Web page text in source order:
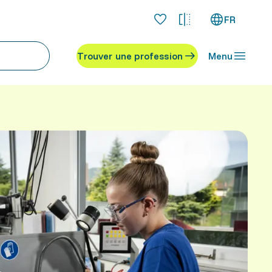
FR
Trouver une profession Menu